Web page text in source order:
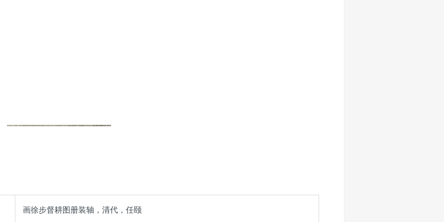
画徐步督耕图册装轴，清代，任颐